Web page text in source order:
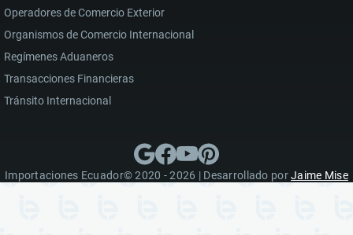
Operadores de Comercio Exterior
Organismos de Comercio Internacional
Regímenes Aduaneros
Transacciones Financieras
Tránsito Internacional
Importaciones Ecuador© 2020 - 2026 | Desarrollado porJaime Mise